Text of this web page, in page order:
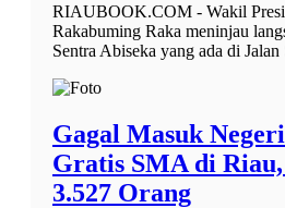
RIAUBOOK.COM - Wakil
Rakabuming Raka meninjau
Sentra Abiseka yang ada di
Gagal Masuk
Gratis SMA di
3.527 Orang